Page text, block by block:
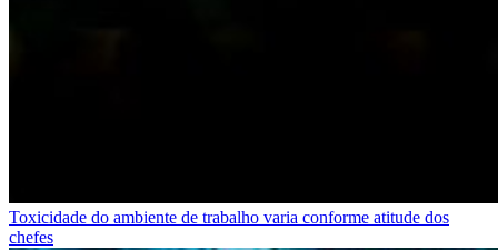
Toxicidade do ambiente de trabalho varia conforme atitude dos
chefes